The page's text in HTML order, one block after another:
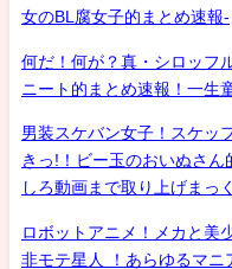
女のBL腐女子的まとめ速報-
何だ！何が？真・シロッ
ニート的まとめ速報！一生
男装スケバン女子！スケッ
きっ!！ビー玉のおいぬさ
しろ動画まで取り上げまっ
ロボットアニメ！メカと美
非モテ星人 ！あらゆるマニ